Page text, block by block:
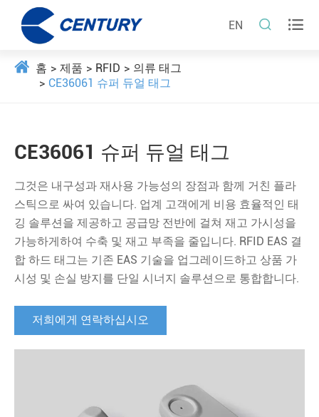
EN  
홈 제품 RFID
의류 태그
CE36061 슈퍼 듀얼 태그
CE36061 슈퍼 듀얼 태그
그것은 내구성과 재사용 가능성의 장점과 함께 거친 플라
스틱으로 싸여 있습니다. 업계 고객에게 비용 효율적인 태
깅 솔루션을 제공하고 공급망 전반에 걸쳐 재고 가시성을
가능하게하여 수축 및 재고 부족을 줄입니다. RFID EAS 결
합 하드 태그는 기존 EAS 기술을 업그레이드하고 상품 가
시성 및 손실 방지를 단일 시너지 솔루션으로 통합합니다.
저희에게 연락하십시오